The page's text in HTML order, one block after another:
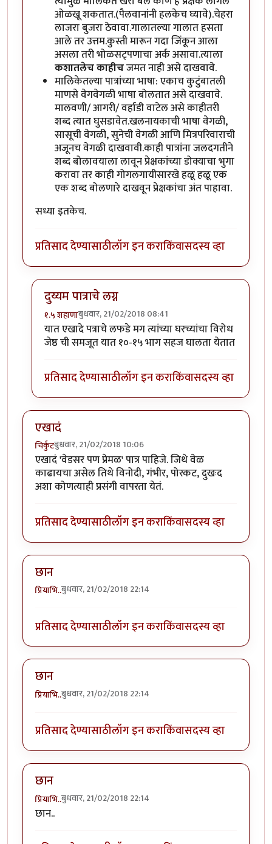
ओळखू शकतात.(पैलवानांनी हलकेच घ्यावे).चेहरा
लाजरा बुजरा ठेवावा.गालातल्या गालात हसता
आले तर उत्तम.कुस्ती मारून गदा जिंकून आला
असला तरी भोळसट्पणाचा अर्क असावा.त्याला
कशातलेच काहीचजमत नाही असे दाखवावे.
मालिकेतल्या पात्रांच्या भाषा: एकाच कुटुंबातली
माणसे वेगवेगळी भाषा बोलतात असे दाखवावे.
मालवणी/ आगरी/ वर्हाडी वाटेल असे काहीतरी
शब्द त्यात घुसडावेत.खलनायकाची भाषा वेगळी,
सासूची वेगळी, सुनेची वेगळी आणि मित्रपरिवाराची
अजूनच वेगळी दाखवावी.काही पात्रांना जलदगतीने
शब्द बोलावयाला लावून प्रेक्षकांच्या डोक्याचा भुगा
करावा तर काही गोगलगायीसारखे हळू हळू एक
एक शब्द बोलणारे दाखवून प्रेक्षकांचा अंत पाहावा.
सध्या इतकेच.
प्रतिसाद देण्यासाठीलॉग इन कराकिंवासदस्य व्हा
दुय्यम पात्राचे लग्न
१.५ शहाणाबुधवार, 21/02/2018 08:41
In reply toचांगला प्रयत्न. मिपाकर ह्यातbyतेजस आठवले
यात एखादे पत्राचे लफडे मग त्यांच्या घरच्यांचा विरोध
जेष्ठ ची समजूत यात १०-१५ भाग सहज घालता येतात
प्रतिसाद देण्यासाठीलॉग इन कराकिंवासदस्य व्हा
एखादं
चिर्कुटबुधवार, 21/02/2018 10:06
एखादं 'वेडसर पण प्रेमळ' पात्र पाहिजे. जिथे वेळ
काढायचा असेल तिथे विनोदी, गंभीर, पोरकट, दुखःद
अशा कोणत्याही प्रसंगी वापरता येतं.
प्रतिसाद देण्यासाठीलॉग इन कराकिंवासदस्य व्हा
छान
प्रियाभि..बुधवार, 21/02/2018 22:14
प्रतिसाद देण्यासाठीलॉग इन कराकिंवासदस्य व्हा
छान
प्रियाभि..बुधवार, 21/02/2018 22:14
प्रतिसाद देण्यासाठीलॉग इन कराकिंवासदस्य व्हा
छान
प्रियाभि..बुधवार, 21/02/2018 22:14
छान..